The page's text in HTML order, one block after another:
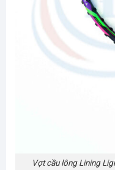
Vợt cầu lông Lining